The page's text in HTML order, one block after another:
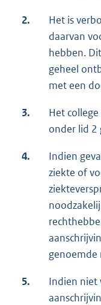
2.
Het is
daarvan
hebben.
geheel
met een
3.
Het
onder lid 2
4.
Indien
ziekte of
genoemde
5.
Indien niet